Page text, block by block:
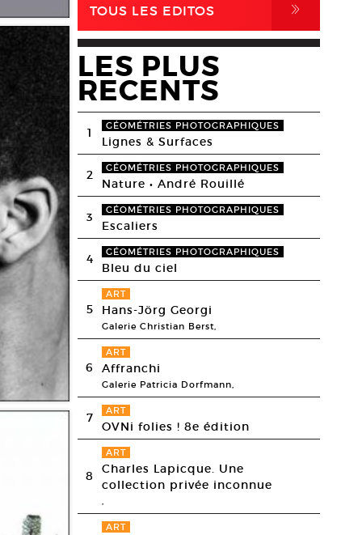
TOUS LES EDITOS ,
LES PLUS
RECENTS
1 GÉOMÉTRIES PHOTOGRAPHIQUES
Lignes & Surfaces
2 GÉOMÉTRIES PHOTOGRAPHIQUES
Nature • André Rouillé
3 GÉOMÉTRIES PHOTOGRAPHIQUES
Escaliers
4 GÉOMÉTRIES PHOTOGRAPHIQUES
Bleu du ciel
5
ART
Hans-Jörg Georgi
Galerie Christian Berst,
6
ART
Affranchi
Galerie Patricia Dorfmann,
7 ART
OVNi folies ! 8e édition
8
ART
Charles Lapicque. Une
collection privée inconnue
,
ART